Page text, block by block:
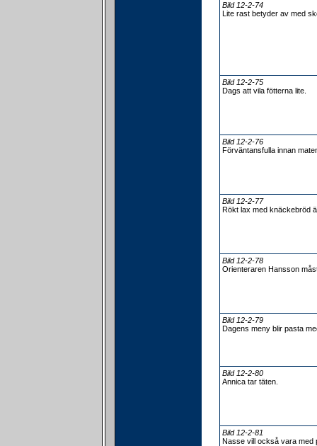
Bild 12-2-74
Lite rast betyder av med
Bild 12-2-75
Dags att vila fötterna lite.
Bild 12-2-76
Förväntansfulla innan
Bild 12-2-77
Rökt lax med knäckebröd
Bild 12-2-78
Orienteraren Hansson
Bild 12-2-79
Dagens meny blir pasta
Bild 12-2-80
Annica tar täten.
Bild 12-2-81
Nasse vill också vara med